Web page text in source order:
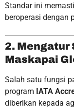
Standar ini
beroperasi dengan
2. Mengatur
Maskapai
Salah satu fungsi
program IATA
diberikan kepada